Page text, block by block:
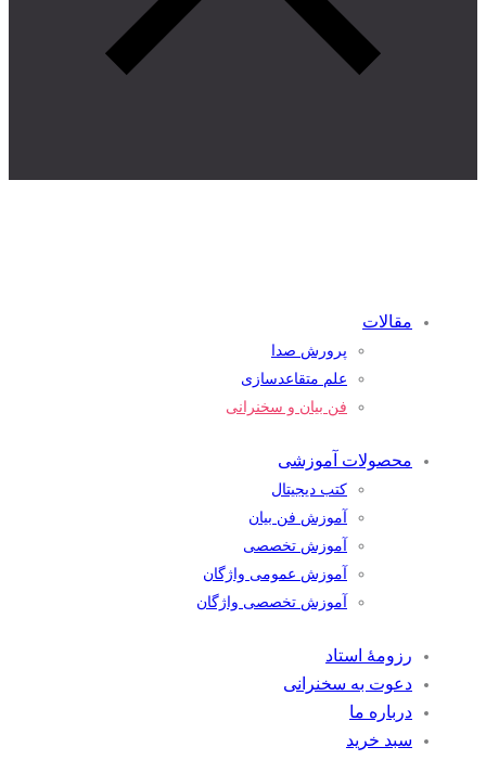
مقالات
پرورش صدا
علم متقاعدسازی
فن بیان و سخنرانی
محصولات آموزشی
کتب دیجیتال
آموزش فن بیان
آموزش تخصصی
آموزش عمومی واژگان
آموزش تخصصی واژگان
رزومۀ استاد
دعوت به سخنرانی
درباره ما
سبد خرید